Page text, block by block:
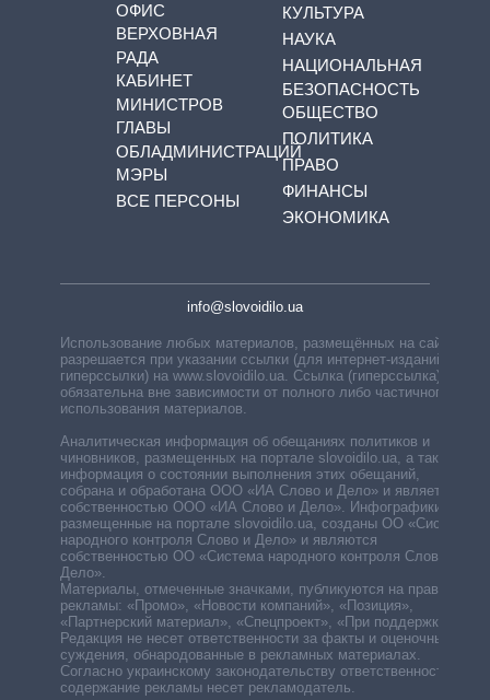
ОФИС
ВЕРХОВНАЯ
РАДА
КАБИНЕТ
МИНИСТРОВ
ГЛАВЫ
ОБЛАДМИНИСТРАЦИЙ
МЭРЫ
ВСЕ ПЕРСОНЫ
КУЛЬТУРА
НАУКА
НАЦИОНАЛЬНАЯ
БЕЗОПАСНОСТЬ
ОБЩЕСТВО
ПОЛИТИКА
ПРАВО
ФИНАНСЫ
ЭКОНОМИКА
info@slovoidilo.ua
Использование любых материалов, размещённых на сайте,
разрешается при указании ссылки (для интернет-изданий —
гиперссылки) на www.slovoidilo.ua. Ссылка (гиперссылка)
обязательна вне зависимости от полного либо частичного
использования материалов.
Аналитическая информация об обещаниях политиков и
чиновников, размещенных на портале slovoidilo.ua, а также
информация о состоянии выполнения этих обещаний,
собрана и обработана ООО «ИА Слово и Дело» и является
собственностью ООО «ИА Слово и Дело». Инфографики,
размещенные на портале slovoidilo.ua, созданы ОО «Система
народного контроля Слово и Дело» и являются
собственностью ОО «Система народного контроля Слово и
Дело».
Материалы, отмеченные значками, публикуются на правах
рекламы: «Промо», «Новости компаний», «Позиция»,
«Партнерский материал», «Спецпроект», «При поддержке».
Редакция не несет ответственности за факты и оценочные
суждения, обнародованные в рекламных материалах.
Согласно украинскому законодательству ответственность за
содержание рекламы несет рекламодатель.